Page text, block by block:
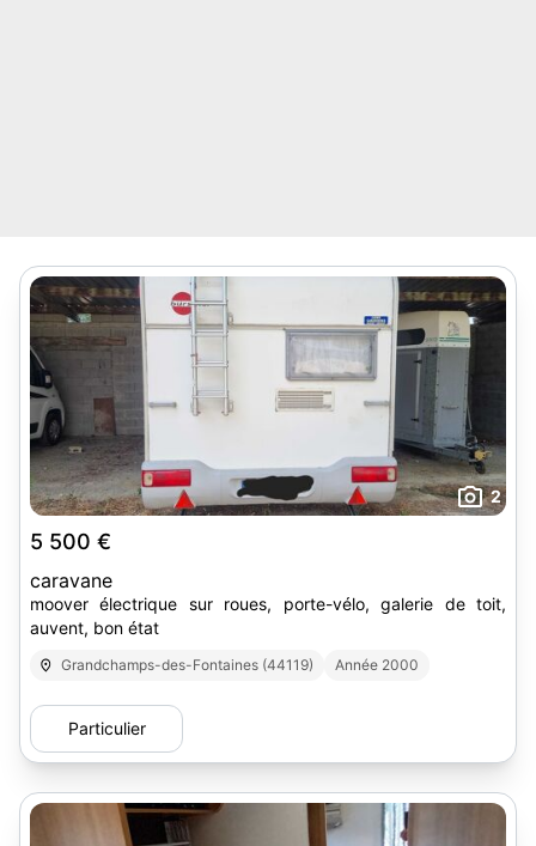
2
5 500 €
caravane
moover électrique sur roues, porte-vélo, galerie de toit,
auvent, bon état
Grandchamps-des-Fontaines (44119) Année 2000
Particulier